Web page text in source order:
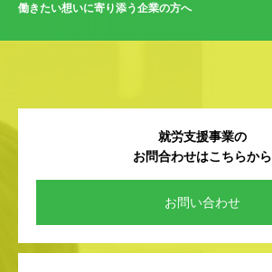
働きたい想いに寄り添う企業の方へ
就労支援事業の
お問合わせはこちらから
お問い合わせ